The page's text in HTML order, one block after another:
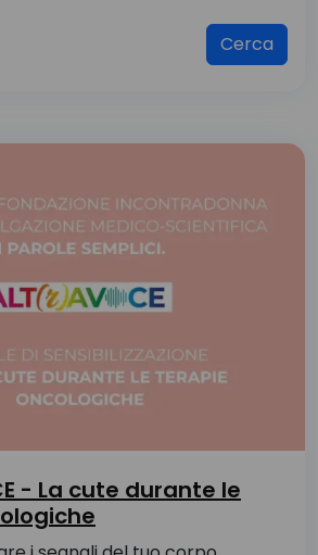
Cerca
- La cute durante le